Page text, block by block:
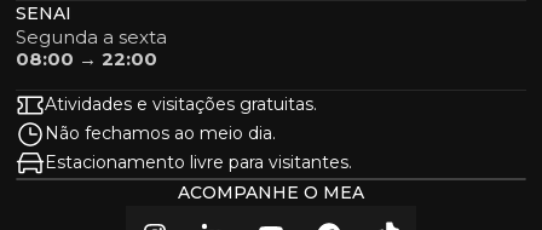
SENAI
Segunda a sexta
08:00 → 22:00
Atividades e visitações gratuitas.
Não fechamos ao meio dia.
Estacionamento livre para visitantes.
ACOMPANHE O MEA